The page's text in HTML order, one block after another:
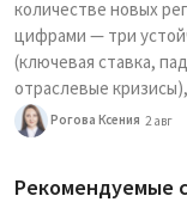
количестве новых
цифрами — три
(ключевая ставка,
отраслевые
Рогова Ксения 2 авг
Рекомендуемые